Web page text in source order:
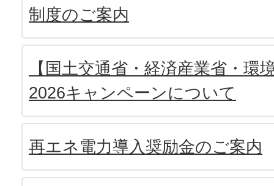
制度のご案内
【国土交通省・経済産業省・環
2026キャンペーンについて
再エネ電力導入奨励金のご案内